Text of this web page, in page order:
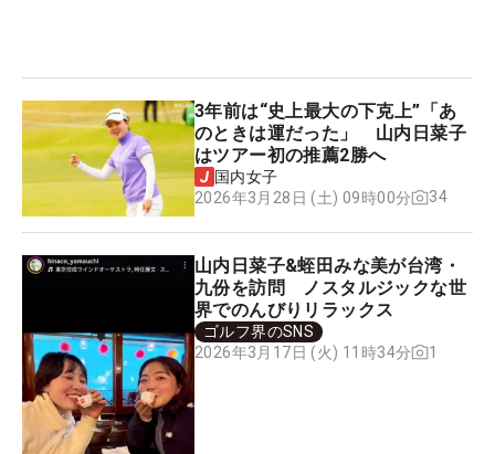
3年前は“史上最大の下克上”「あ
のときは運だった」 山内日菜子
はツアー初の推薦2勝へ
国内女子
2026年3月28日 (土) 09時00分
34
山内日菜子&蛭田みな美が台湾・
九份を訪問 ノスタルジックな世
界でのんびりリラックス
ゴルフ界のSNS
2026年3月17日 (火) 11時34分
1